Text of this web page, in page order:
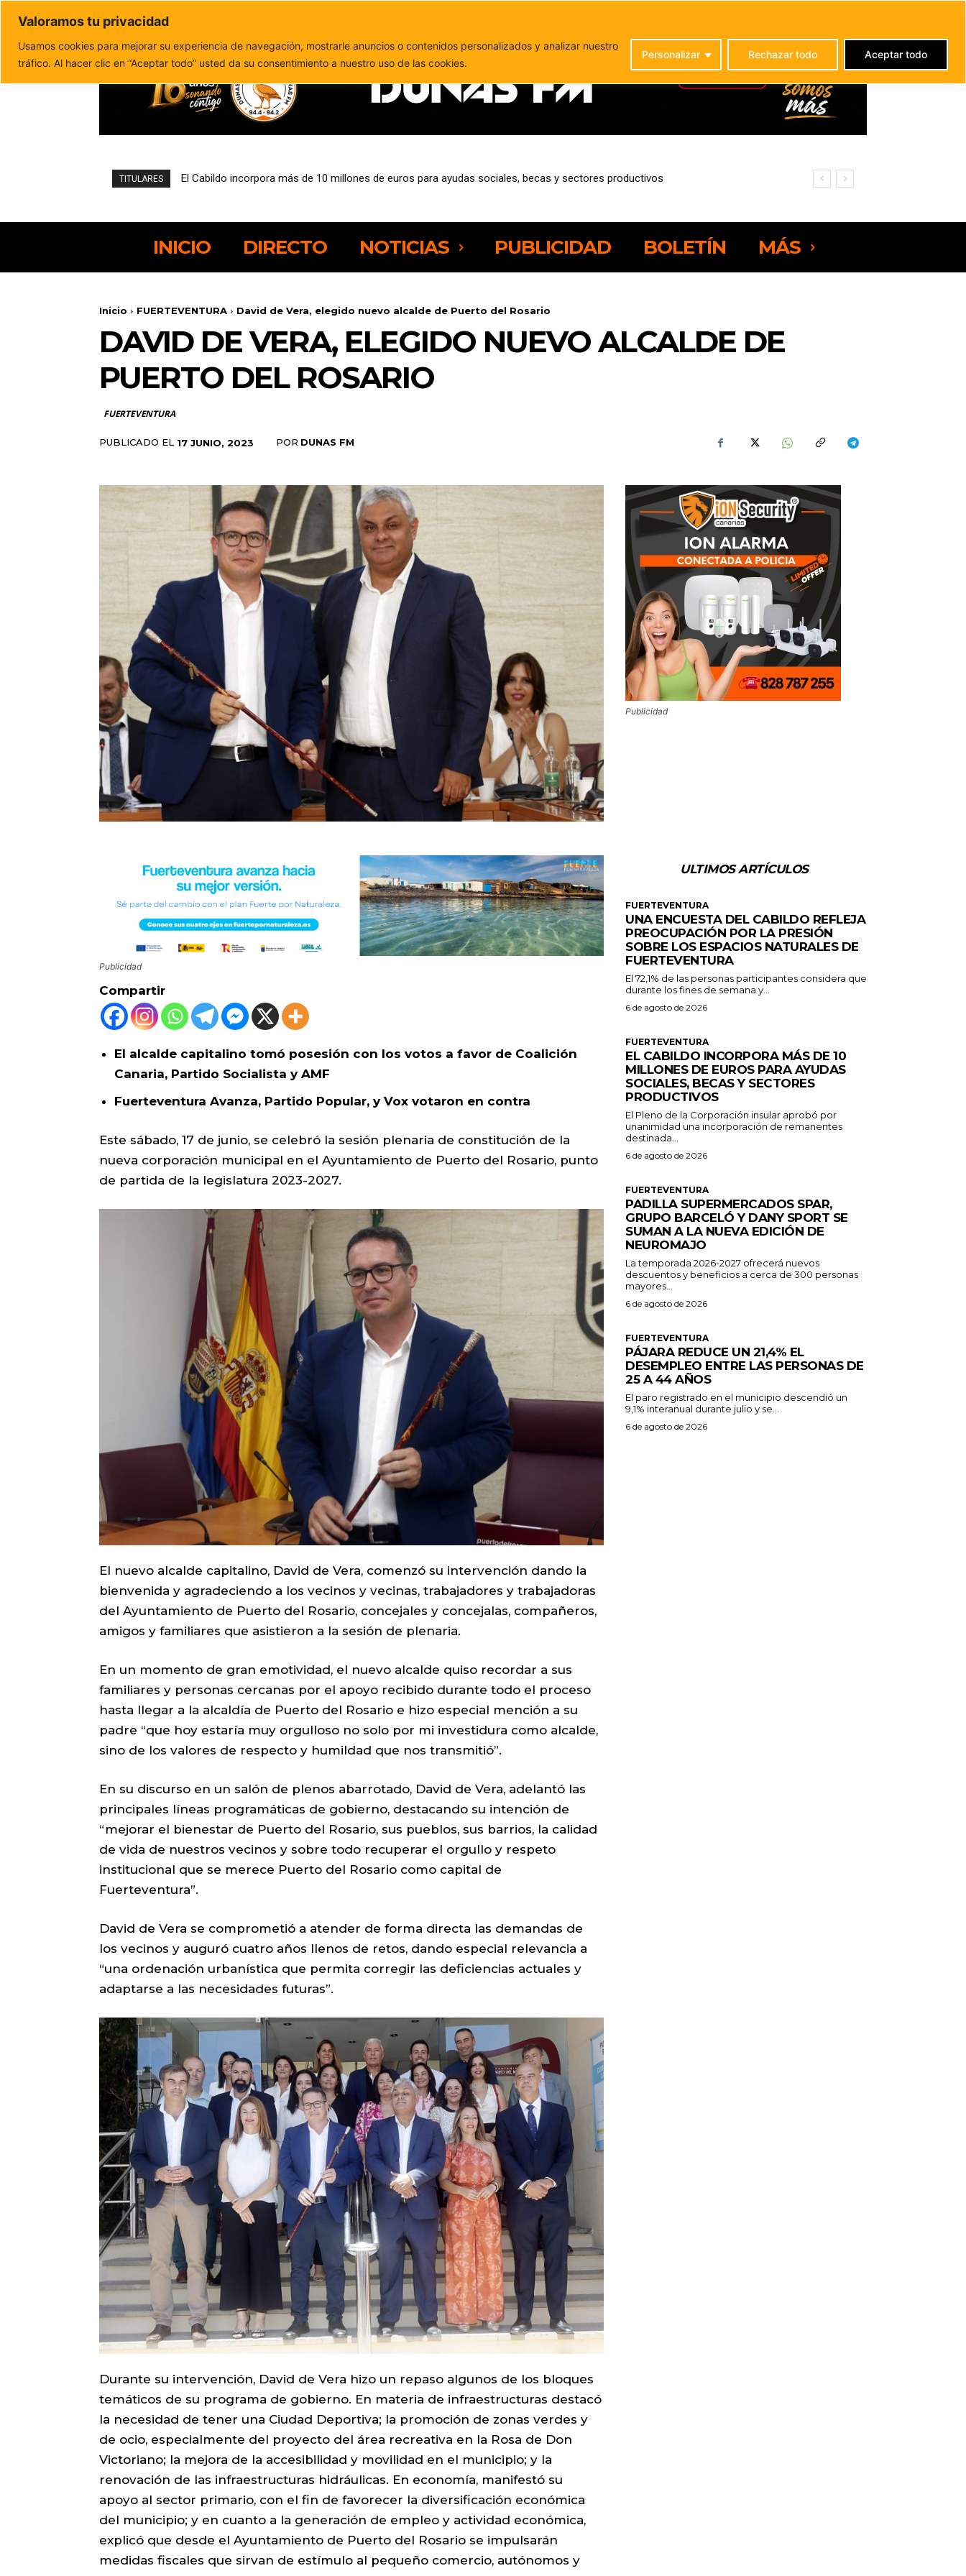
Valoramos tu privacidad
Usamos cookies para mejorar su experiencia de navegación, mostrarle anuncios o contenidos personalizados y analizar nuestro
tráfico. Al hacer clic en “Aceptar todo” usted da su consentimiento a nuestro uso de las cookies.
Personalizar Rechazar todo Aceptar todo
Política de privacidad
TITULARES El Cabildo incorpora más de 10 millones de euros para ayudas sociales, becas y sectores productivos
Padilla Supermercados Spar, Grupo Barceló y Dany Sport se suman a la nueva edición de Neuromajo
INICIO DIRECTO NOTICIAS PUBLICIDAD BOLETÍN MÁS
Inicio FUERTEVENTURA David de Vera, elegido nuevo alcalde de Puerto del Rosario
DAVID DE VERA, ELEGIDO NUEVO ALCALDE DE
PUERTO DEL ROSARIO
FUERTEVENTURA
PUBLICADO EL 17 JUNIO, 2023 POR DUNAS FM
Publicidad
Publicidad
Compartir
El alcalde capitalino tomó posesión con los votos a favor de Coalición
Canaria, Partido Socialista y AMF
Fuerteventura Avanza, Partido Popular, y Vox votaron en contra
Este sábado, 17 de junio, se celebró la sesión plenaria de constitución de la
nueva corporación municipal en el Ayuntamiento de Puerto del Rosario, punto
de partida de la legislatura 2023-2027.
El nuevo alcalde capitalino, David de Vera, comenzó su intervención dando la
bienvenida y agradeciendo a los vecinos y vecinas, trabajadores y trabajadoras
del Ayuntamiento de Puerto del Rosario, concejales y concejalas, compañeros,
amigos y familiares que asistieron a la sesión de plenaria.
En un momento de gran emotividad, el nuevo alcalde quiso recordar a sus
familiares y personas cercanas por el apoyo recibido durante todo el proceso
hasta llegar a la alcaldía de Puerto del Rosario e hizo especial mención a su
padre “que hoy estaría muy orgulloso no solo por mi investidura como alcalde,
sino de los valores de respecto y humildad que nos transmitió”.
En su discurso en un salón de plenos abarrotado, David de Vera, adelantó las
principales líneas programáticas de gobierno, destacando su intención de
“mejorar el bienestar de Puerto del Rosario, sus pueblos, sus barrios, la calidad
de vida de nuestros vecinos y sobre todo recuperar el orgullo y respeto
institucional que se merece Puerto del Rosario como capital de
Fuerteventura”.
David de Vera se comprometió a atender de forma directa las demandas de
los vecinos y auguró cuatro años llenos de retos, dando especial relevancia a
“una ordenación urbanística que permita corregir las deficiencias actuales y
adaptarse a las necesidades futuras”.
Durante su intervención, David de Vera hizo un repaso algunos de los bloques
temáticos de su programa de gobierno. En materia de infraestructuras destacó
la necesidad de tener una Ciudad Deportiva; la promoción de zonas verdes y
de ocio, especialmente del proyecto del área recreativa en la Rosa de Don
Victoriano; la mejora de la accesibilidad y movilidad en el municipio; y la
renovación de las infraestructuras hidráulicas. En economía, manifestó su
apoyo al sector primario, con el fin de favorecer la diversificación económica
del municipio; y en cuanto a la generación de empleo y actividad económica,
explicó que desde el Ayuntamiento de Puerto del Rosario se impulsarán
medidas fiscales que sirvan de estímulo al pequeño comercio, autónomos y
ULTIMOS ARTÍCULOS
FUERTEVENTURA
UNA ENCUESTA DEL CABILDO REFLEJA
PREOCUPACIÓN POR LA PRESIÓN
SOBRE LOS ESPACIOS NATURALES DE
FUERTEVENTURA
El 72,1% de las personas participantes considera que
durante los fines de semana y...
6 de agosto de 2026
FUERTEVENTURA
EL CABILDO INCORPORA MÁS DE 10
MILLONES DE EUROS PARA AYUDAS
SOCIALES, BECAS Y SECTORES
PRODUCTIVOS
El Pleno de la Corporación insular aprobó por
unanimidad una incorporación de remanentes
destinada...
6 de agosto de 2026
FUERTEVENTURA
PADILLA SUPERMERCADOS SPAR,
GRUPO BARCELÓ Y DANY SPORT SE
SUMAN A LA NUEVA EDICIÓN DE
NEUROMAJO
La temporada 2026-2027 ofrecerá nuevos
descuentos y beneficios a cerca de 300 personas
mayores...
6 de agosto de 2026
FUERTEVENTURA
PÁJARA REDUCE UN 21,4% EL
DESEMPLEO ENTRE LAS PERSONAS DE
25 A 44 AÑOS
El paro registrado en el municipio descendió un
9,1% interanual durante julio y se...
6 de agosto de 2026